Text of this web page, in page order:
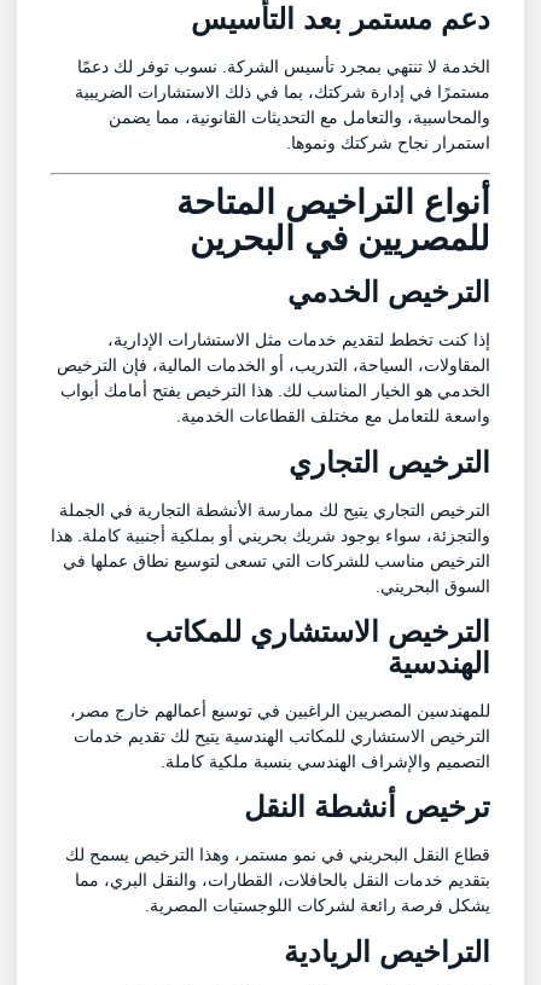
دعم مستمر بعد التأسيس
الخدمة لا تنتهي بمجرد تأسيس الشركة. نسوب توفر لك دعمًا
مستمرًا في إدارة شركتك، بما في ذلك الاستشارات الضريبية
والمحاسبية، والتعامل مع التحديثات القانونية، مما يضمن
استمرار نجاح شركتك ونموها.
أنواع التراخيص المتاحة
للمصريين في البحرين
الترخيص الخدمي
إذا كنت تخطط لتقديم خدمات مثل الاستشارات الإدارية،
المقاولات، السياحة، التدريب، أو الخدمات المالية، فإن الترخيص
الخدمي هو الخيار المناسب لك. هذا الترخيص يفتح أمامك أبواب
واسعة للتعامل مع مختلف القطاعات الخدمية.
الترخيص التجاري
الترخيص التجاري يتيح لك ممارسة الأنشطة التجارية في الجملة
والتجزئة، سواء بوجود شريك بحريني أو بملكية أجنبية كاملة. هذا
الترخيص مناسب للشركات التي تسعى لتوسيع نطاق عملها في
السوق البحريني.
الترخيص الاستشاري للمكاتب
الهندسية
للمهندسين المصريين الراغبين في توسيع أعمالهم خارج مصر،
الترخيص الاستشاري للمكاتب الهندسية يتيح لك تقديم خدمات
التصميم والإشراف الهندسي بنسبة ملكية كاملة.
ترخيص أنشطة النقل
قطاع النقل البحريني في نمو مستمر، وهذا الترخيص يسمح لك
بتقديم خدمات النقل بالحافلات، القطارات، والنقل البري، مما
يشكل فرصة رائعة لشركات اللوجستيات المصرية.
التراخيص الريادية